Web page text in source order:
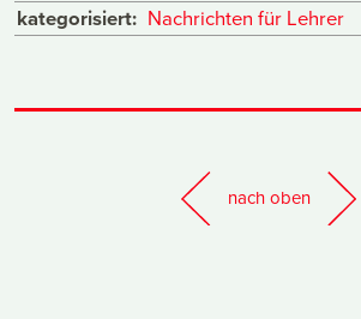
kategorisiert: Nachrichten für Lehrer
nach oben